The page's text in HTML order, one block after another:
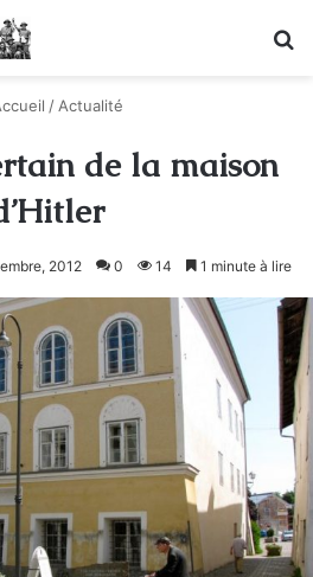
/ Actualité
de la maison
2012 0 14 1 minute à lire